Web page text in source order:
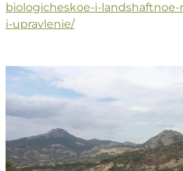
biologicheskoe-i-landshaftnoe-
i-upravlenie/